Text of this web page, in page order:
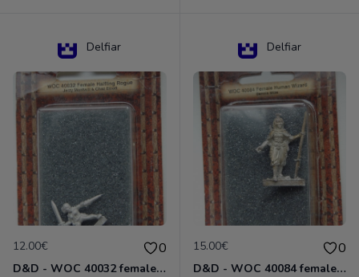
Delfiar
12.00€ 0
D&D - WOC 40032 female halfling rogue Miniature - Donjons Dragons
Delfiar
15.00€ 0
D&D - WOC 40084 female human wizard Miniature - Donjons Dragons